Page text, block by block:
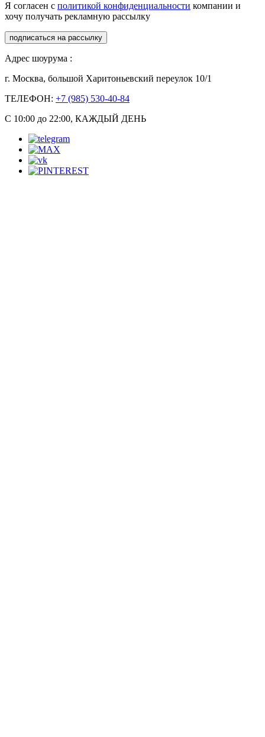
Я согласен с политикой конфиденциальности компании и
хочу получать рекламную рассылку
подписаться на рассылку
Адрес шоурума :
г. Москва, большой Харитоньевский переулок 10/1
ТЕЛЕФОН: +7 (985) 530-40-84
С 10:00 до 22:00, КАЖДЫЙ ДЕНЬ